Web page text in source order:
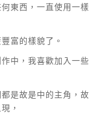
東西，一直使用一樣
富的樣貌了。
中，我喜歡加入一些
是故是中的主角，故
，